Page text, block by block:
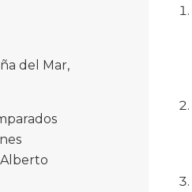
del Mar,
Alberto